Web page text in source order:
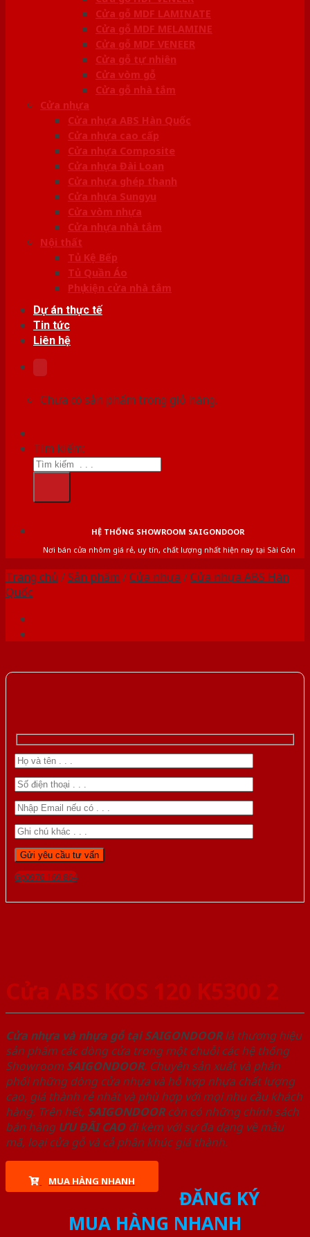
Cửa gỗ MDF LAMINATE
Cửa gỗ MDF MELAMINE
Cửa gỗ MDF VENEER
Cửa gỗ tự nhiên
Cửa vòm gỗ
Cửa gỗ nhà tắm
Cửa nhựa
Cửa nhựa ABS Hàn Quốc
Cửa nhựa cao cấp
Cửa nhựa Composite
Cửa nhựa Đài Loan
Cửa nhựa ghép thanh
Cửa nhựa Sungyu
Cửa vòm nhựa
Cửa nhựa nhà tắm
Nội thất
Tủ Kệ Bếp
Tủ Quần Áo
Phụ kiện cửa nhà tắm
Dự án thực tế
Tin tức
Liên hệ
Chưa có sản phẩm trong giỏ hàng.
Tìm kiếm:
HỆ THỐNG SHOWROOM SAIGONDOOR
Nơi bán cửa nhôm giá rẻ, uy tín, chất lượng nhất hiện nay tại Sài Gòn
Trang chủ /Sản phẩm /Cửa nhựa /Cửa nhựa ABS Hàn
Quốc
Gọi 0976.169.864
Cửa ABS KOS 120 K5300 2
Cửa nhựa và nhựa gỗ tại SAIGONDOORlà thương hiệu
sản phẩm các dòng cửa trong một chuỗi các hệ thống
Showroom SAIGONDOOR. Chuyên sản xuất và phân
phối những dòng cửa nhựa và hỗ hợp nhựa chất lượng
cao, giá thành rẻ nhất và phù hợp với mọi nhu cầu khách
hàng. Trên hết, SAIGONDOORcòn có những chính sách
bán hàng ƯU ĐÃI CAOđi kèm với sự đa dạng về mẫu
mã, loại cửa gỗ và cả phân khúc giá thành.
MUA HÀNG NHANH
ĐĂNG KÝ
MUA HÀNG NHANH